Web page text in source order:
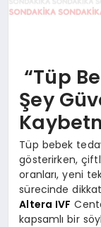
“Tüp
Şey
Tüp bebek
gösterirken,
oranları, yeni
sürecinde
Altera IVF
kapsamlı bir